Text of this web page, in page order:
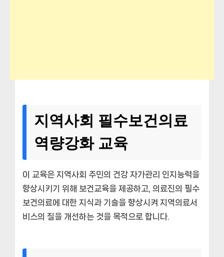
지역사회 필수보건의료
역량강화 교육
이 교육은 지역사회 주민의 건강 자가관리 인지능력을
향상시키기 위해 보건교육을 제공하고, 의료진의 필수
보건의료에 대한 지식과 기술을 향상시켜 지역의료서
비스의 질을 개선하는 것을 목적으로 합니다.